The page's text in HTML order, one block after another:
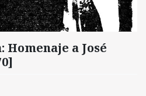
Homenaje a José